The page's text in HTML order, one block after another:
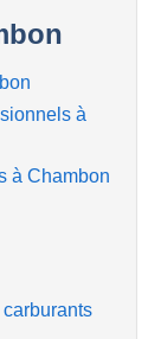
à
à Chambon